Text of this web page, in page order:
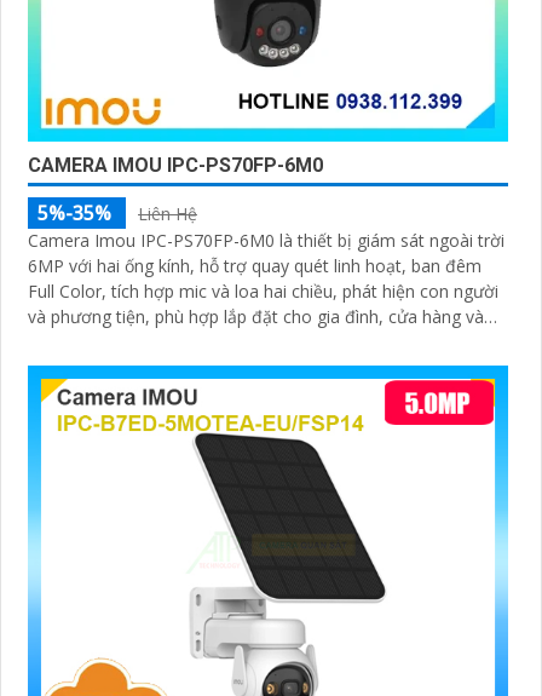
CAMERA IMOU IPC-PS70FP-6M0
5%-35%
Liên Hệ
Camera Imou IPC-PS70FP-6M0 là thiết bị giám sát ngoài trời
6MP với hai ống kính, hỗ trợ quay quét linh hoạt, ban đêm
Full Color, tích hợp mic và loa hai chiều, phát hiện con người
và phương tiện, phù hợp lắp đặt cho gia đình, cửa hàng và